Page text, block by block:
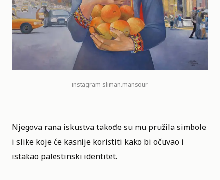
instagram sliman.mansour
Njegova rana iskustva takođe su mu pružila simbole
i slike koje će kasnije koristiti kako bi očuvao i
istakao palestinski identitet.